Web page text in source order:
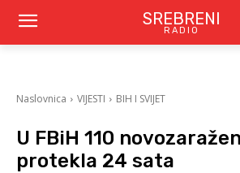
SREBRENI
RADIO
Naslovnica VIJESTI BIH I SVIJET
U FBiH 110
protekla 24 sata